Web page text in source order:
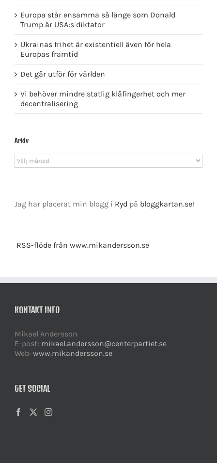
Europa står ensamma så länge som Donald
Trump är USA:s diktator
Ukrainas frihet är existentiell även för hela
Europas framtid
Det går utför för världen
Vi behöver mindre statlig klåfingerhet och mer
decentralisering
Arkiv
Arkiv
Jag har placerat min blogg i Ryd på bloggkartan.se!
RSS-flöde från www.mikandersson.se
KONTAKT INFO
Mikael Andersson
E-post: mikael.andersson@centerpartiet.se
Web: www.mikandersson.se
GET SOCIAL